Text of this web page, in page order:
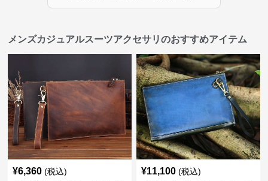
メンズカジュアルスーツアクセサリのおすすめアイテム
¥6,360 (税込) ¥11,100 (税込)